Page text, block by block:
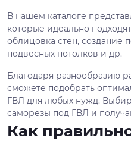
В нашем каталоге
которые идеально
облицовка стен, создание
подвесных потолков и др.
Благодаря разнообразию
сможете подобрать
ГВЛ для любых нужд.
саморезы под ГВЛ и
Как